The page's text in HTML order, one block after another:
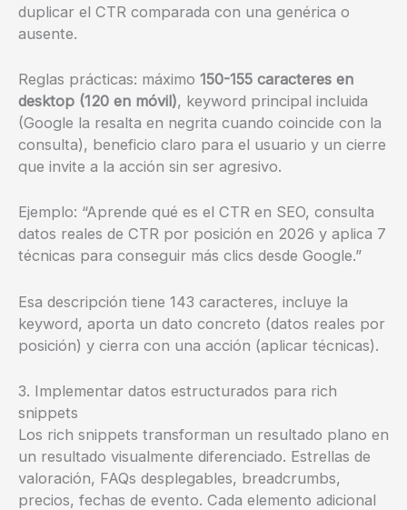
duplicar el CTR comparada con una genérica o
ausente.
Reglas prácticas: máximo 150-155 caracteres en
desktop (120 en móvil), keyword principal incluida
(Google la resalta en negrita cuando coincide con la
consulta), beneficio claro para el usuario y un cierre
que invite a la acción sin ser agresivo.
Ejemplo: “Aprende qué es el CTR en SEO, consulta
datos reales de CTR por posición en 2026 y aplica 7
técnicas para conseguir más clics desde Google.”
Esa descripción tiene 143 caracteres, incluye la
keyword, aporta un dato concreto (datos reales por
posición) y cierra con una acción (aplicar técnicas).
3. Implementar datos estructurados para rich
snippets
Los rich snippets transforman un resultado plano en
un resultado visualmente diferenciado. Estrellas de
valoración, FAQs desplegables, breadcrumbs,
precios, fechas de evento. Cada elemento adicional